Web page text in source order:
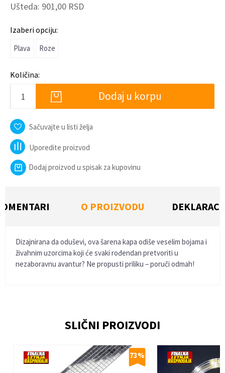
Ušteda: 901,00 RSD
Izaberi opciju:
Plava Roze
Količina:
Dodaj u korpu
Sačuvajte u listi želja
Uporedite proizvod
Dodaj proizvod u spisak za kupovinu
O PROIZVODU
Dizajnirana da oduševi, ova šarena kapa odiše veselim bojama i
živahnim uzorcima koji će svaki rođendan pretvoriti u
nezaboravnu avantur? Ne propusti priliku – poruči odmah!
Poruka
SLIČNI PROIZVODI
73%